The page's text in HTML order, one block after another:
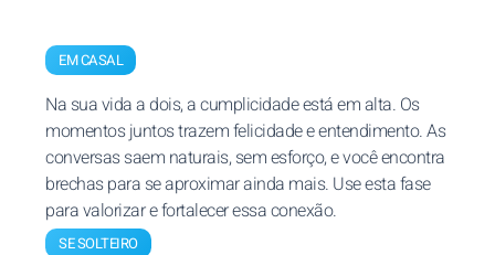
EM CASAL
Na sua vida a dois, a cumplicidade está em alta. Os
momentos juntos trazem felicidade e entendimento. As
conversas saem naturais, sem esforço, e você encontra
brechas para se aproximar ainda mais. Use esta fase
para valorizar e fortalecer essa conexão.
SE SOLTEIRO